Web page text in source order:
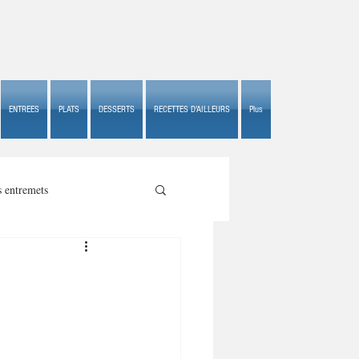
ENTREES PLATS DESSERTS RECETTES D'AILLEURS Plus
entremets